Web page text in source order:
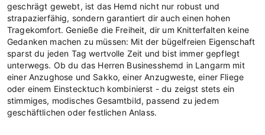
geschrägt gewebt, ist das Hemd nicht nur robust und
strapazierfähig, sondern garantiert dir auch einen hohen
Tragekomfort. Genieße die Freiheit, dir um Knitterfalten keine
Gedanken machen zu müssen: Mit der bügelfreien Eigenschaft
sparst du jeden Tag wertvolle Zeit und bist immer gepflegt
unterwegs. Ob du das Herren Businesshemd in Langarm mit
einer Anzughose und Sakko, einer Anzugweste, einer Fliege
oder einem Einstecktuch kombinierst - du zeigst stets ein
stimmiges, modisches Gesamtbild, passend zu jedem
geschäftlichen oder festlichen Anlass.